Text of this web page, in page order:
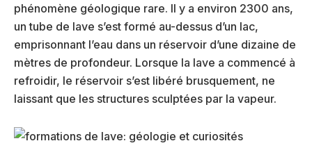
phénomène géologique rare. Il y a environ 2300 ans,
un tube de lave s’est formé au-dessus d’un lac,
emprisonnant l’eau dans un réservoir d’une dizaine de
mètres de profondeur. Lorsque la lave a commencé à
refroidir, le réservoir s’est libéré brusquement, ne
laissant que les structures sculptées par la vapeur.